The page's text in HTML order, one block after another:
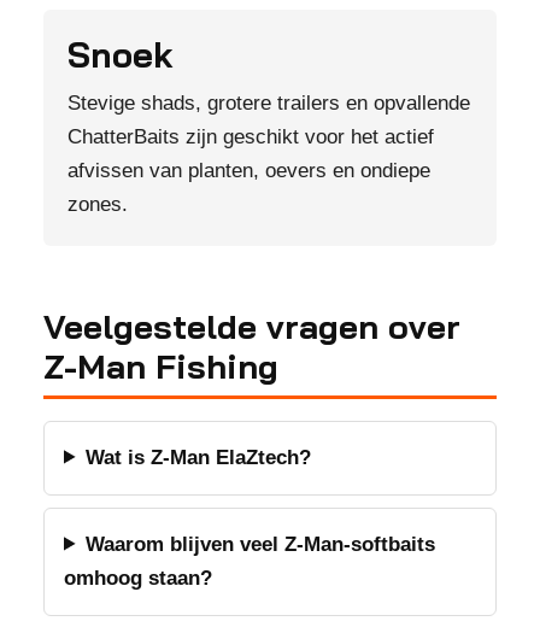
Snoek
Stevige shads, grotere trailers en opvallende
ChatterBaits zijn geschikt voor het actief
afvissen van planten, oevers en ondiepe
zones.
Veelgestelde vragen over
Z-Man Fishing
Wat is Z-Man ElaZtech?
Waarom blijven veel Z-Man-softbaits
omhoog staan?